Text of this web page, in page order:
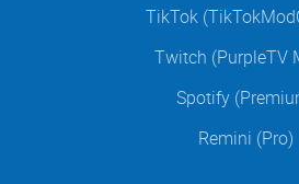
TikTok
Twitch (PurpleTV
Spotify
Remini (Pro)